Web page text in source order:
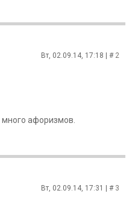
Вт, 02.09.14, 17:18 | # 2
афоризмов.
Вт, 02.09.14, 17:31 | # 3